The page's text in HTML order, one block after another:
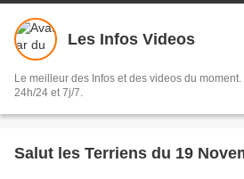
Les Infos Videos
Le meilleur des Infos et des videos du
24h/24 et 7j/7.
Salut les Terriens du 19